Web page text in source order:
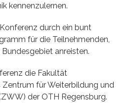
kennenzulernen.
durch ein bunt
für die Teilnehmenden,
anreisten.
die Fakultät
für Weiterbildung und
der OTH Regensburg.